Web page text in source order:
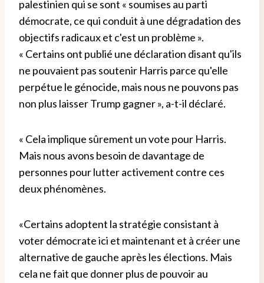
palestinien qui se sont « soumises au parti
démocrate, ce qui conduit à une dégradation des
objectifs radicaux et c'est un problème ».
« Certains ont publié une déclaration disant qu'ils
ne pouvaient pas soutenir Harris parce qu'elle
perpétue le génocide, mais nous ne pouvons pas
non plus laisser Trump gagner », a-t-il déclaré.
« Cela implique sûrement un vote pour Harris.
Mais nous avons besoin de davantage de
personnes pour lutter activement contre ces
deux phénomènes.
«Certains adoptent la stratégie consistant à
voter démocrate ici et maintenant et à créer une
alternative de gauche après les élections. Mais
cela ne fait que donner plus de pouvoir au